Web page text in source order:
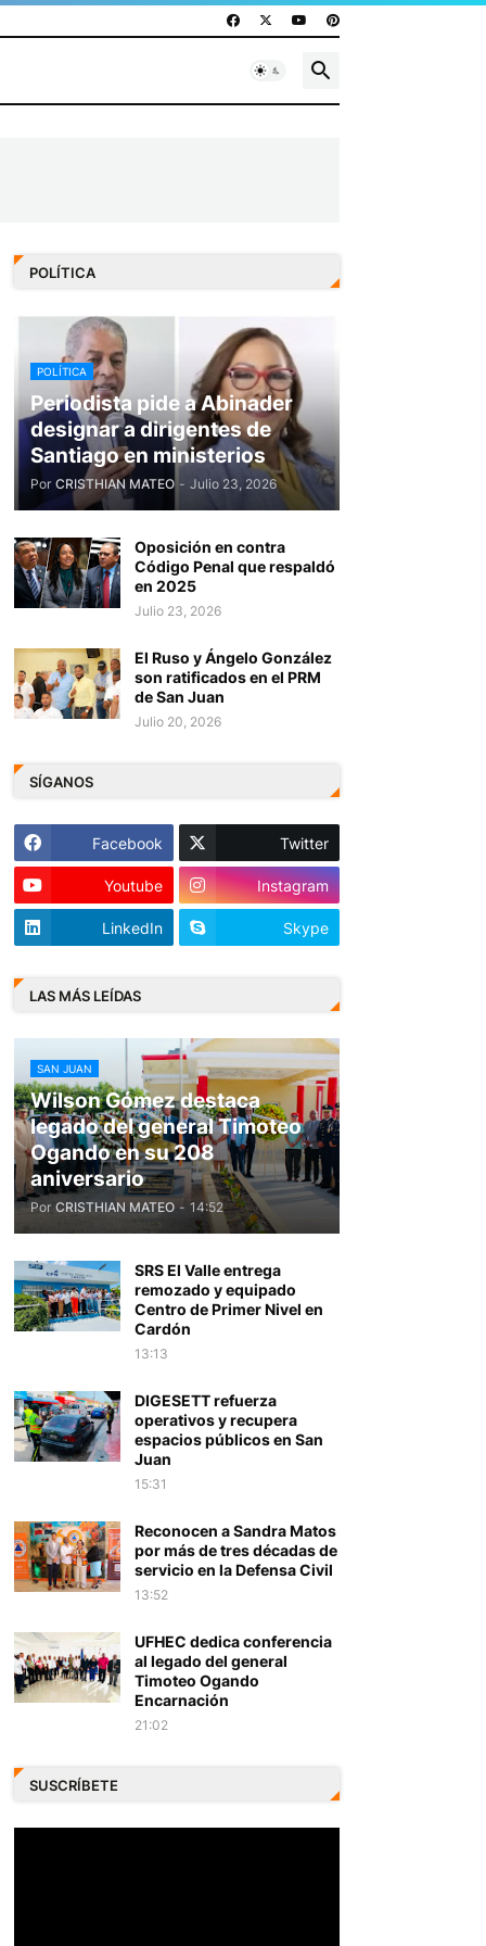
POLÍTICA
POLÍTICA
Periodista pide a Abinader
designar a dirigentes de
Santiago en ministerios
Por CRISTHIAN MATEO - Julio 23, 2026
Oposición en contra
Código Penal que respaldó
en 2025
Julio 23, 2026
El Ruso y Ángelo González
son ratificados en el PRM
de San Juan
Julio 20, 2026
SÍGANOS
Facebook Twitter
Youtube Instagram
LinkedIn Skype
LAS MÁS LEÍDAS
SAN JUAN
Wilson Gómez destaca
legado del general Timoteo
Ogando en su 208
aniversario
Por CRISTHIAN MATEO - 14:52
SRS El Valle entrega
remozado y equipado
Centro de Primer Nivel en
Cardón
13:13
DIGESETT refuerza
operativos y recupera
espacios públicos en San
Juan
15:31
Reconocen a Sandra Matos
por más de tres décadas de
servicio en la Defensa Civil
13:52
UFHEC dedica conferencia
al legado del general
Timoteo Ogando
Encarnación
21:02
SUSCRÍBETE